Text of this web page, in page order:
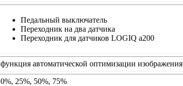
Педальный выключатель
Переходник на два датчика
Переходник для датчиков LOGIQ а200
функция автоматической оптимизации изображения
0%, 25%, 50%, 75%